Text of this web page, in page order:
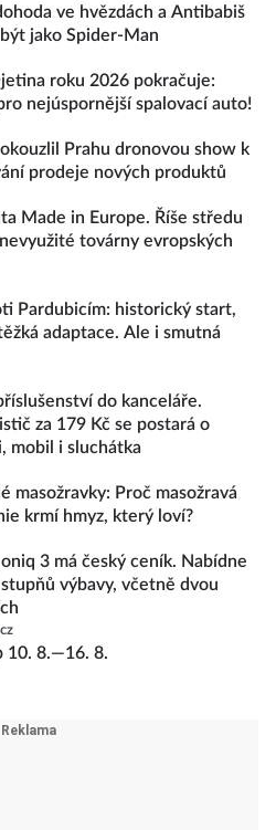
ve hvězdách a Antibabiš
jako Spider-Man
roku 2026 pokračuje:
nejúspornější spalovací auto!
Prahu dronovou show k
prodeje nových produktů
Made in Europe. Říše středu
továrny evropských
Pardubicím: historický start,
adaptace. Ale i smutná
do kanceláře.
za 179 Kč se postará o
mobil i sluchátka
masožravky: Proč masožravá
krmí hmyz, který loví?
3 má český ceník. Nabídne
výbavy, včetně dvou
10. 8.—16. 8.